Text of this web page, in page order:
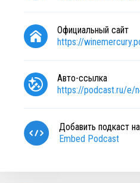
Официальный сайт
https://
Авто-ссылка
https://podcast.ru/e/
Добавить подкаст
Embed Podcast